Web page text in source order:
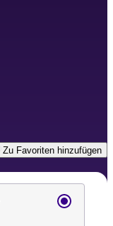
Zu Favoriten hinzufügen